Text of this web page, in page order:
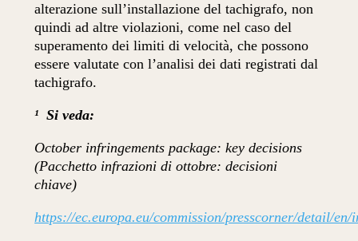
alterazione sull’installazione del tachigrafo, non
quindi ad altre violazioni, come nel caso del
superamento dei limiti di velocità, che possono
essere valutate con l’analisi dei dati registrati dal
tachigrafo.
¹ Si veda:
October infringements package: key decisions
(Pacchetto infrazioni di ottobre: decisioni
chiave)
https://ec.europa.eu/commission/presscorner/detail/en/